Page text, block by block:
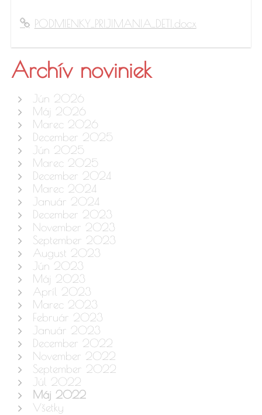
PODMIENKY_PRIJIMANIA_DETI.docx
Archív noviniek
Jún 2026
Máj 2026
Marec 2026
December 2025
Jún 2025
Marec 2025
December 2024
Marec 2024
Január 2024
December 2023
November 2023
September 2023
August 2023
Jún 2023
Máj 2023
Apríl 2023
Marec 2023
Február 2023
Január 2023
December 2022
November 2022
September 2022
Júl 2022
Máj 2022
Všetky